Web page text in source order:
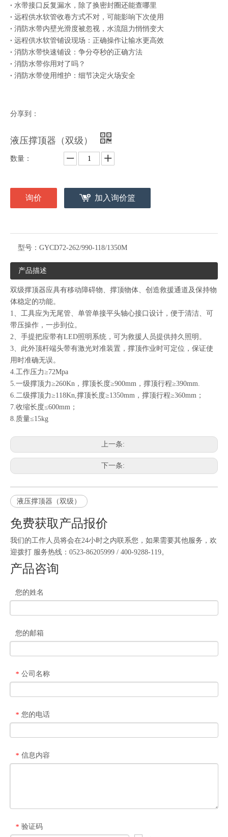
水带接口反复漏水，除了换密封圈还能查哪里
远程供水软管收卷方式不对，可能影响下次使用
消防水带内壁光滑度被忽视，水流阻力悄悄变大
远程供水软管铺设现场：正确操作让输水更高效
消防水带快速铺设：争分夺秒的正确方法
消防水带你用对了吗？
消防水带使用维护：细节决定火场安全
分享到：
液压撑顶器（双级）
数量：
询价 加入询价篮
型号： GYCD72-262/990-118/1350M
产品描述
双级撑顶器应具有移动障碍物、撑顶物体、创造救援通道及保持物
体稳定的功能。
1、工具应为无尾管、单管单接平头轴心接口设计，便于清洁、可
带压操作，一步到位。
2、手提把应带有LED照明系统，可为救援人员提供持久照明。
3、此外顶杆端头带有激光对准装置，撑顶作业时可定位，保证使
用时准确无误。
4.工作压力≥72Mpa
5.一级撑顶力≥260Kn，撑顶长度≥900mm，撑顶行程≥390mm.
6.二级撑顶力≥118Kn,撑顶长度≥1350mm，撑顶行程≥360mm；
7.收缩长度≤600mm；
8.质量≤15kg
上一条:
下一条:
液压撑顶器（双级）
免费获取产品报价
我们的工作人员将会在24小时之内联系您，如果需要其他服务，欢
迎拨打 服务热线：0523-86205999 / 400-9288-119。
产品咨询
您的姓名
您的邮箱
* 公司名称
* 您的电话
* 信息内容
* 验证码